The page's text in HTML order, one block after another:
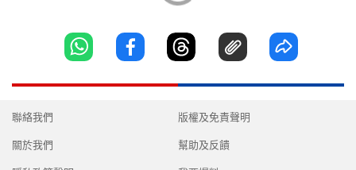
聯絡我們
關於我們
版權及免責聲明
幫助及反饋